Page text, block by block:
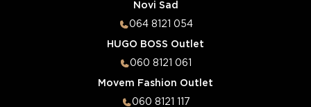
Novi Sad
064 8121 054
HUGO BOSS Outlet
060 8121 061
Movem Fashion Outlet
060 8121 117